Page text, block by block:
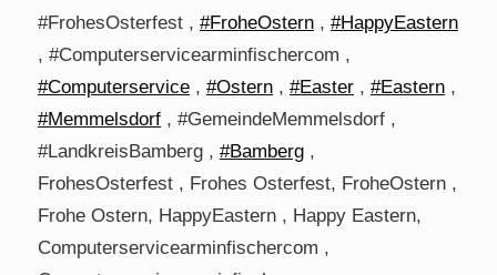
#FrohesOsterfest , #FroheOstern , #HappyEastern
, #Computerservicearminfischercom ,
#Computerservice , #Ostern , #Easter , #Eastern ,
#Memmelsdorf , #GemeindeMemmelsdorf ,
#LandkreisBamberg , #Bamberg ,
FrohesOsterfest , Frohes Osterfest, FroheOstern ,
Frohe Ostern, HappyEastern , Happy Eastern,
Computerservicearminfischercom ,